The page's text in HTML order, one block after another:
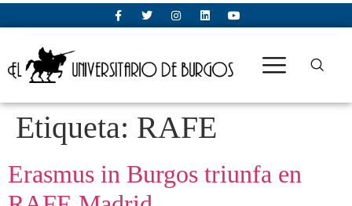
Etiqueta: RAFE
Erasmus in Burgos triunfa en